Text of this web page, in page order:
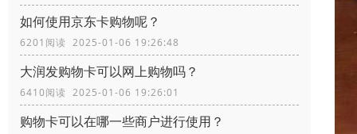
如何使用京东卡购物呢？
6201阅读 2025-01-06 19:26:48
大润发购物卡可以网上购物吗？
6410阅读 2025-01-06 19:26:01
购物卡可以在哪一些商户进行使用？